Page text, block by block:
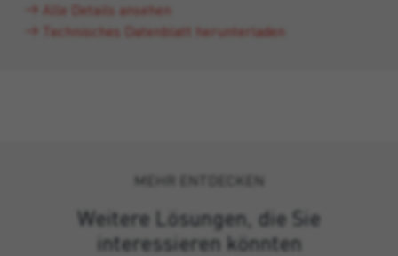
Alle Details ansehen
Technisches Datenblatt herunterladen
MEHR ENTDECKEN
Weitere Lösungen, die Sie
interessieren könnten